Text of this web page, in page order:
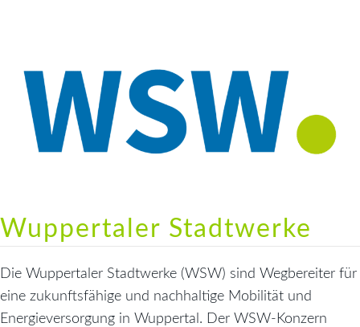
Wuppertaler Stadtwerke
Die Wuppertaler Stadtwerke (WSW) sind Wegbereiter für
eine zukunftsfähige und nachhaltige Mobilität und
Energieversorgung in Wuppertal. Der WSW-Konzern